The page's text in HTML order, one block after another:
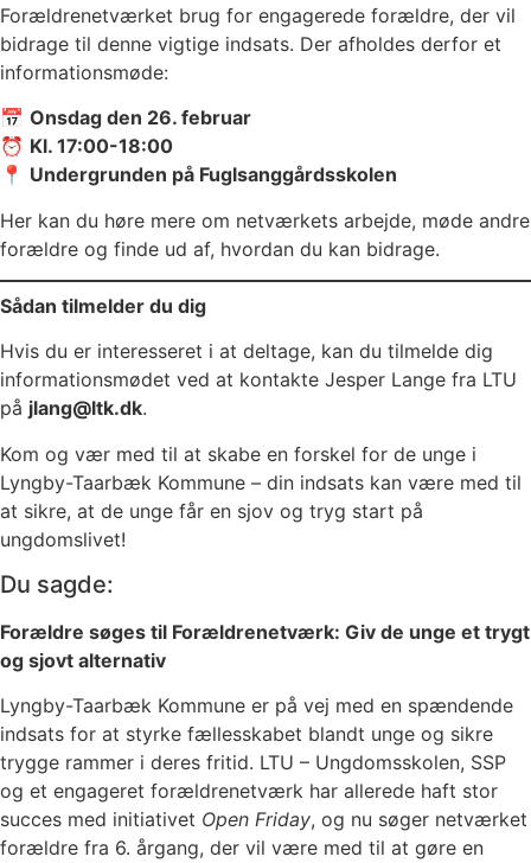
Forældrenetværket brug for engagerede forældre, der vil
bidrage til denne vigtige indsats. Der afholdes derfor et
informationsmøde:
📅 Onsdag den 26. februar
⏰ Kl. 17:00-18:00
📍 Undergrunden på Fuglsanggårdsskolen
Her kan du høre mere om netværkets arbejde, møde andre
forældre og finde ud af, hvordan du kan bidrage.
Sådan tilmelder du dig
Hvis du er interesseret i at deltage, kan du tilmelde dig
informationsmødet ved at kontakte Jesper Lange fra LTU
på jlang@ltk.dk.
Kom og vær med til at skabe en forskel for de unge i
Lyngby-Taarbæk Kommune – din indsats kan være med til
at sikre, at de unge får en sjov og tryg start på
ungdomslivet!
Du sagde:
Forældre søges til Forældrenetværk: Giv de unge et trygt
og sjovt alternativ
Lyngby-Taarbæk Kommune er på vej med en spændende
indsats for at styrke fællesskabet blandt unge og sikre
trygge rammer i deres fritid. LTU – Ungdomsskolen, SSP
og et engageret forældrenetværk har allerede haft stor
succes med initiativet Open Friday, og nu søger netværket
forældre fra 6. årgang, der vil være med til at gøre en